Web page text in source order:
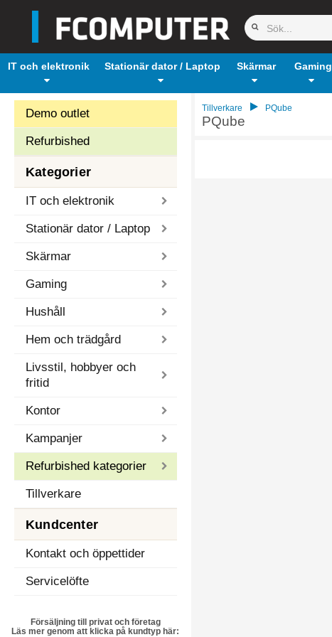
IT och elektronik Stationär dator / Laptop Skärmar Gaming
Demo outlet
Refurbished
Kategorier
IT och elektronik
Stationär dator / Laptop
Skärmar
Gaming
Hushåll
Hem och trädgård
Livsstil, hobbyer och
fritid
Kontor
Kampanjer
Refurbished kategorier
Tillverkare
Kundcenter
Kontakt och öppettider
Servicelöfte
Försäljning till privat och företag
Läs mer genom att klicka på kundtyp här:
Tillverkare PQube
PQube